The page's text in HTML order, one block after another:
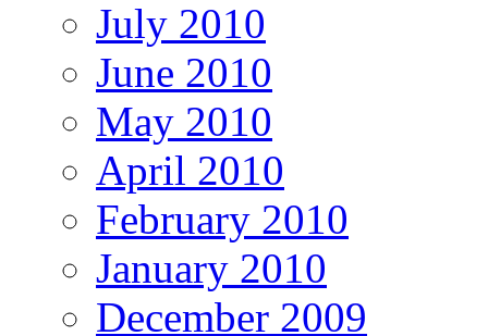
July 2010
June 2010
May 2010
April 2010
February 2010
January 2010
December 2009